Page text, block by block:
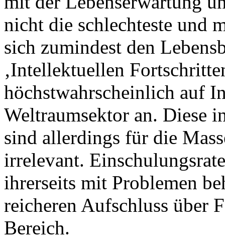
nicht die schlechteste und
sich zumindest den
‚Intellektuellen
höchstwahrscheinlich auf
Weltraumsektor an. Diese
sind allerdings für die
irrelevant.
ihrerseits mit Problemen
reicheren Aufschluss über
Bereich.